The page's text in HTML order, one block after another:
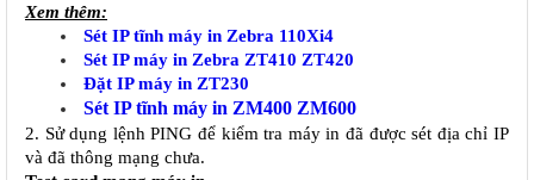
Xem thêm:
Sét IP tĩnh máy in Zebra 110Xi4
Sét IP máy in Zebra ZT410 ZT420
Đặt IP máy in ZT230
Sét IP tĩnh máy in ZM400 ZM600
2. Sử dụng lệnh PING để kiểm tra máy in đã được sét địa chỉ IP
và đã thông mạng chưa.